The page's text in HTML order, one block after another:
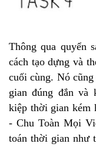
Thông qua quyển
cách tạo dựng và
cuối cùng. Nó
gian đúng đắn và
kiệp thời gian kém
- Chu Toàn Mọi
toán thời gian như